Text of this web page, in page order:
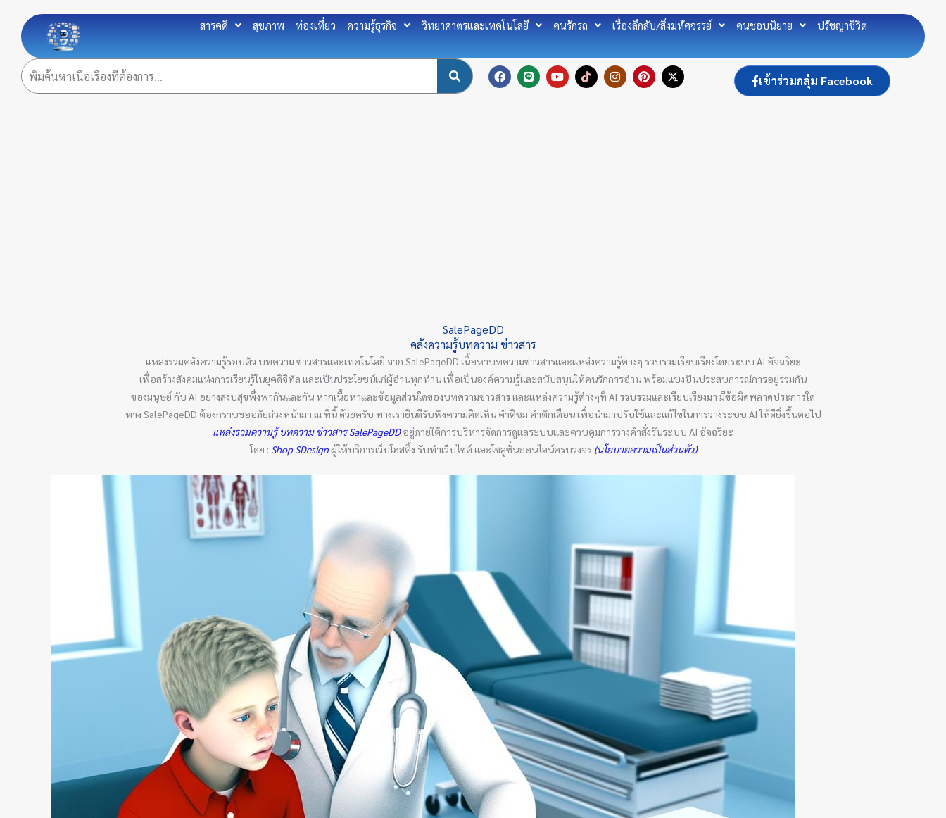
to
content
สารคดี สุขภาพ ท่องเที่ยว ความรู้ธุรกิจ วิทยาศาตรและเทคโนโลยี คนรักรถ เรื่องลึกลับ/สิ่งมหัศจรรย์ คนชอบนิยาย ปรัชญาชีวิต
F
a
c
L
i
n
Y
o
u
T
i
k
I
n
s
P
i
n
X
-
t
เข้าร่วมกลุ่ม Facebook
SalePageDD
คลังความรู้บทความ ข่าวสาร
แหล่งรวมคลังความรู้รอบตัว บทความ ข่าวสารและเทคโนโลยี จาก SalePageDD เนื้อหาบทความข่าวสารและแหล่งความรู้ต่างๆ รวบรวมเรียบเรียงโดยระบบ AI อัจฉริยะ
เพื่อสร้างสังคมแห่งการเรียนรู้ในยุคดิจิทัล และเป็นประโยชน์แก่ผู้อ่านทุกท่าน เพื่อเป็นองค์ความรู้และสนับสนุนให้คนรักการอ่าน พร้อมแบ่งปันประสบการณ์การอยู่ร่วมกัน
ของมนุษย์ กับ AI อย่างสงบสุขพึ่งพากันและกัน หากเนื้อหาและข้อมูลส่วนใดของบทความข่าวสาร และแหล่งความรู้ต่างๆที่ AI รวบรวมและเรียบเรียงมา มีข้อผิดพลาดประการใด
ทาง SalePageDD ต้องกราบขออภัยล่วงหน้ามา ณ ที่นี้ ด้วยครับ ทางเรายินดีรับฟังความคิดเห็น คำติชม คำตักเตือน เพื่อนำมาปรับใช้และแก้ไขในการวางระบบ AI ให้ดียิ่งขึ้นต่อไป
แหล่งรวมความรู้ บทความ ข่าวสาร SalePageDDอยู่ภายใต้การบริหารจัดการดูแลระบบและควบคุมการวางคำสั่งรันระบบ AI อัจฉริยะ
โดย : Shop SDesign ผู้ให้บริการเว็บโฮสติ้ง รับทำเว็บไซต์ และโซลูชั่นออนไลน์ครบวงจร(นโยบายความเป็นส่วนตัว)